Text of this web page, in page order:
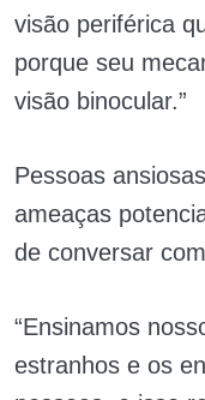
visão periférica
porque seu
visão binocular.”
Pessoas
ameaças
de conversar
“Ensinamos
estranhos e os